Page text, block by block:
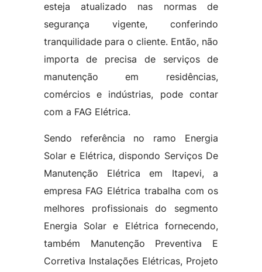
esteja atualizado nas normas de
segurança vigente, conferindo
tranquilidade para o cliente. Então, não
importa de precisa de serviços de
manutenção em residências,
comércios e indústrias, pode contar
com a FAG Elétrica.
Sendo referência no ramo Energia
Solar e Elétrica, dispondo Serviços De
Manutenção Elétrica em Itapevi, a
empresa FAG Elétrica trabalha com os
melhores profissionais do segmento
Energia Solar e Elétrica fornecendo,
também Manutenção Preventiva E
Corretiva Instalações Elétricas, Projeto